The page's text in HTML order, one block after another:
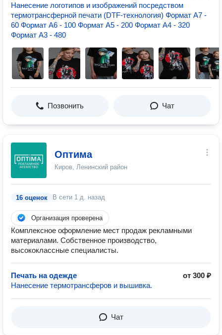
Нанесение логотипов и изображений посредством
термотрансферной печати (DTF-технология) Формат A7 -
60 Формат А6 - 100 Формат А5 - 200 Формат A4 - 320
Формат A3 - 480
Позвонить Чат
Оптима
Киров, Ленинский район
16 оценок В сети 1 д. назад
Организация проверена
Комплексное оформление мест продаж рекламными
материалами. Собственное производство,
высококлассные специалисты.
Печать на одежде
от 300 ₽
Нанесение термотрансферов и вышивка.
Чат